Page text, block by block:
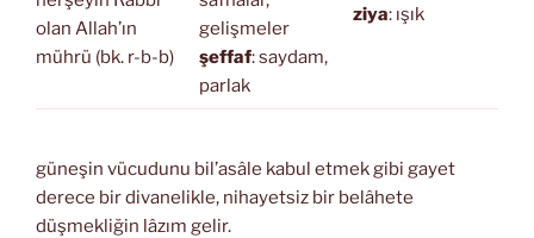
olan Allah’ın
mührü (bk. r-b-b)
gelişmeler
şeffaf: saydam,
parlak
ziya: ışık
güneşin vücudunu bil’asâle kabul etmek gibi gayet
derece bir divanelikle, nihayetsiz bir belâhete
düşmekliğin lâzım gelir.